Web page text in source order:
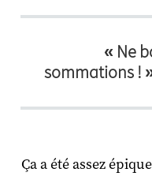
« Ne
sommations !
Ça a été assez